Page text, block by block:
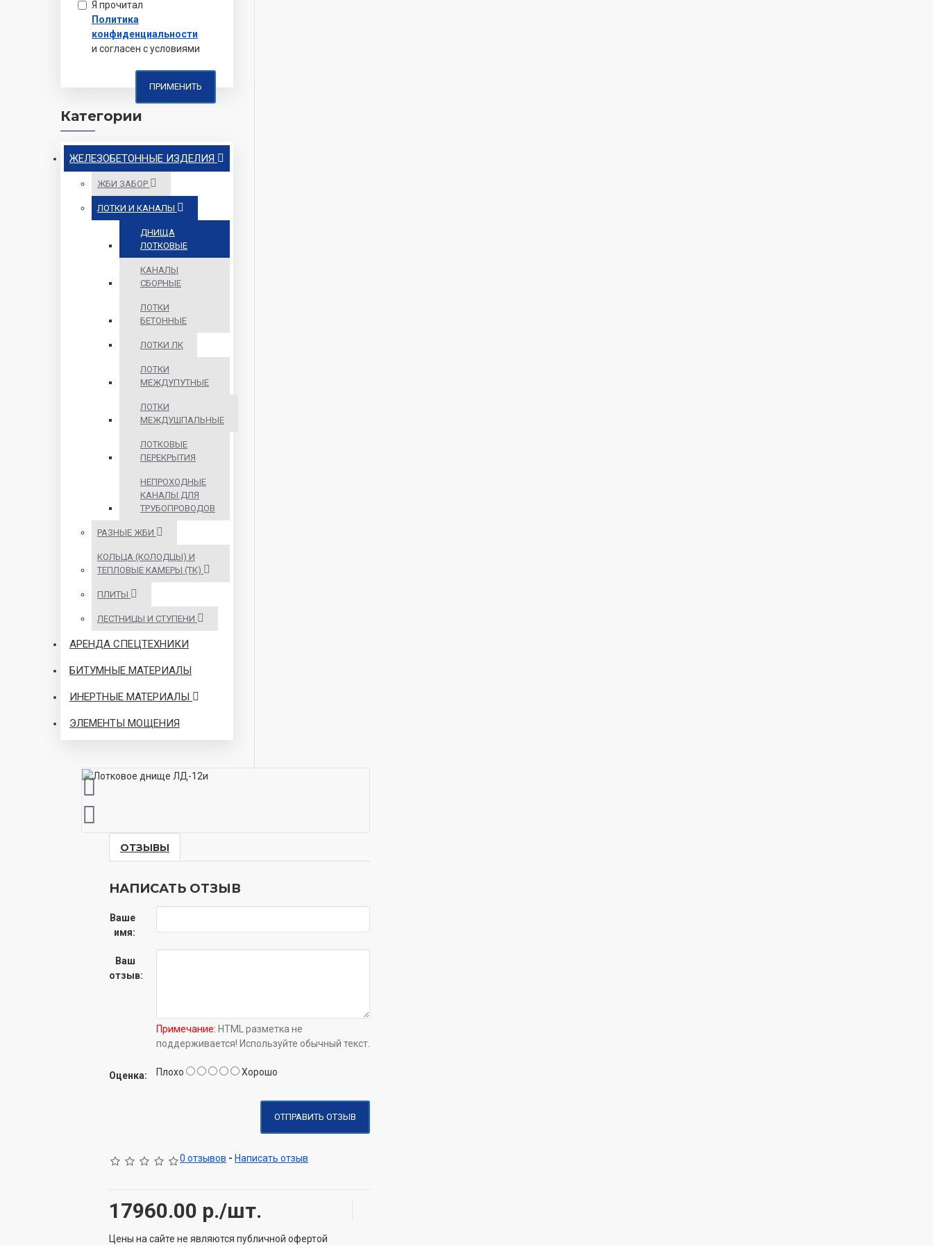
Я прочитал
Политика
конфиденциальности
и согласен с условиями
ПРИМЕНИТЬ
Категории
ЖЕЛЕЗОБЕТОННЫЕ ИЗДЕЛИЯ
ЖБИ ЗАБОР
ЛОТКИ И КАНАЛЫ
ДНИЩА
ЛОТКОВЫЕ
КАНАЛЫ
СБОРНЫЕ
ЛОТКИ
БЕТОННЫЕ
ЛОТКИ ЛК
ЛОТКИ
МЕЖДУПУТНЫЕ
ЛОТКИ
МЕЖДУШПАЛЬНЫЕ
ЛОТКОВЫЕ
ПЕРЕКРЫТИЯ
НЕПРОХОДНЫЕ
КАНАЛЫ ДЛЯ
ТРУБОПРОВОДОВ
РАЗНЫЕ ЖБИ
КОЛЬЦА (КОЛОДЦЫ) И
ТЕПЛОВЫЕ КАМЕРЫ (ТК)
ПЛИТЫ
ЛЕСТНИЦЫ И СТУПЕНИ
АРЕНДА СПЕЦТЕХНИКИ
БИТУМНЫЕ МАТЕРИАЛЫ
ИНЕРТНЫЕ МАТЕРИАЛЫ
ЭЛЕМЕНТЫ МОЩЕНИЯ
ОТЗЫВЫ
НАПИСАТЬ ОТЗЫВ
Ваше
имя:
Ваш
отзыв:
Примечание: HTML разметка не
поддерживается! Используйте обычный текст.
Оценка: Плохо Хорошо
ОТПРАВИТЬ ОТЗЫВ
0 отзывов - Написать отзыв
17960.00 р./шт.
Цены на сайте не являются публичной офертой